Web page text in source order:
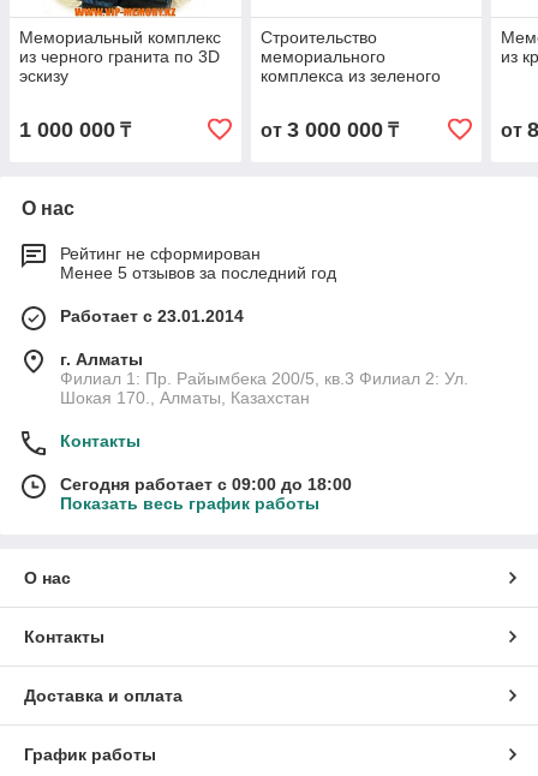
Мемориальный комплекс
из черного гранита по 3D
эскизу
1 000 000 ₸
Строительство
мемориального
комплекса из зеленого
от 3 000 000₸
из
от
О нас
Рейтинг не сформирован
Менее 5 отзывов за последний год
Работает с 23.01.2014
г. Алматы
Филиал 1: Пр. Райымбека 200/5, кв.3 Филиал 2: Ул.
Шокая 170., Алматы, Казахстан
Контакты
Сегодня работает с 09:00 до 18:00
Показать весь график работы
О нас
Контакты
Доставка и оплата
График работы